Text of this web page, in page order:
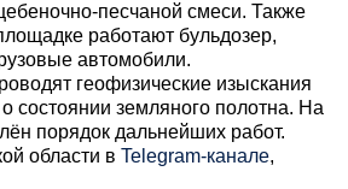
песчаной смеси. Также
работают бульдозер,
автомобили.
геофизические изыскания
состоянии земляного полотна. На
порядок дальнейших работ.
области в Telegram-канале,